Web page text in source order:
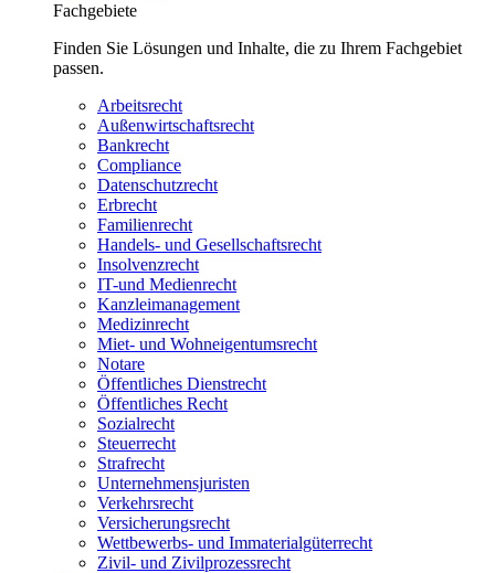
Fachgebiete
Finden Sie Lösungen und Inhalte, die zu Ihrem Fachgebiet
passen.
Arbeitsrecht
Außenwirtschaftsrecht
Bankrecht
Compliance
Datenschutzrecht
Erbrecht
Familienrecht
Handels- und Gesellschaftsrecht
Insolvenzrecht
IT-und Medienrecht
Kanzleimanagement
Medizinrecht
Miet- und Wohneigentumsrecht
Notare
Öffentliches Dienstrecht
Öffentliches Recht
Sozialrecht
Steuerrecht
Strafrecht
Unternehmensjuristen
Verkehrsrecht
Versicherungsrecht
Wettbewerbs- und Immaterialgüterrecht
Zivil- und Zivilprozessrecht